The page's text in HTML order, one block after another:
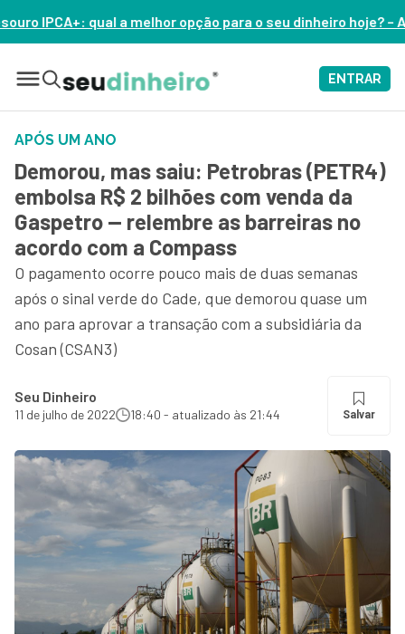
para o seu dinheiro hoje? – ASSISTA AGORA
ENTRAR
APÓS UM ANO
Demorou, mas saiu: Petrobras (PETR4)
embolsa R$ 2 bilhões com venda da
Gaspetro — relembre as barreiras no
acordo com a Compass
O pagamento ocorre pouco mais de duas semanas
após o sinal verde do Cade, que demorou quase um
ano para aprovar a transação com a subsidiária da
Cosan (CSAN3)
Seu Dinheiro
11 de julho de 2022 18:40 - atualizado às 21:44 Salvar